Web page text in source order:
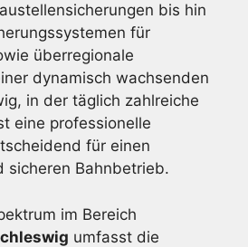
bis hin
für
überregionale
dynamisch wachsenden
in der täglich zahlreiche
eine professionelle
für einen
sicheren Bahnbetrieb.
im Bereich
umfasst die